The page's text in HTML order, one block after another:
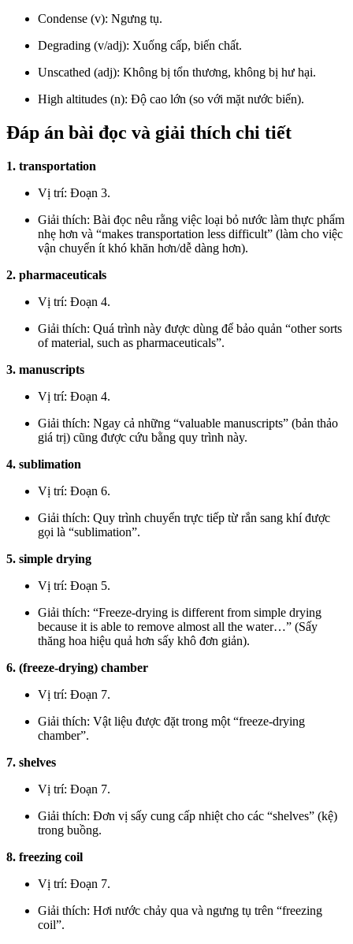
Condense (v): Ngưng tụ.
Degrading (v/adj): Xuống cấp, biến chất.
Unscathed (adj): Không bị tổn thương, không bị hư hại.
High altitudes (n): Độ cao lớn (so với mặt nước biển).
Đáp án bài đọc và giải thích chi tiết
1. transportation
Vị trí: Đoạn 3.
Giải thích: Bài đọc nêu rằng việc loại bỏ nước làm thực phẩm
nhẹ hơn và “makes transportation less difficult” (làm cho việc
vận chuyển ít khó khăn hơn/dễ dàng hơn).
2. pharmaceuticals
Vị trí: Đoạn 4.
Giải thích: Quá trình này được dùng để bảo quản “other sorts
of material, such as pharmaceuticals”.
3. manuscripts
Vị trí: Đoạn 4.
Giải thích: Ngay cả những “valuable manuscripts” (bản thảo
giá trị) cũng được cứu bằng quy trình này.
4. sublimation
Vị trí: Đoạn 6.
Giải thích: Quy trình chuyển trực tiếp từ rắn sang khí được
gọi là “sublimation”.
5. simple drying
Vị trí: Đoạn 5.
Giải thích: “Freeze-drying is different from simple drying
because it is able to remove almost all the water…” (Sấy
thăng hoa hiệu quả hơn sấy khô đơn giản).
6. (freeze-drying) chamber
Vị trí: Đoạn 7.
Giải thích: Vật liệu được đặt trong một “freeze-drying
chamber”.
7. shelves
Vị trí: Đoạn 7.
Giải thích: Đơn vị sấy cung cấp nhiệt cho các “shelves” (kệ)
trong buồng.
8. freezing coil
Vị trí: Đoạn 7.
Giải thích: Hơi nước chảy qua và ngưng tụ trên “freezing
coil”.